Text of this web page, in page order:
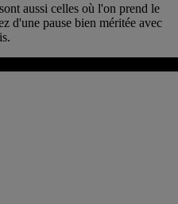
aussi celles où l'on prend le
d'une pause bien méritée avec